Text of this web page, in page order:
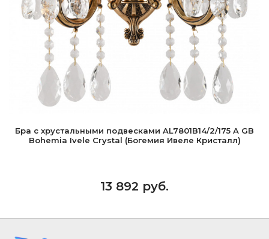
Бра с хрустальными подвесками AL7801B14/2/175 A GB
Bohemia Ivele Crystal (Богемия Ивеле Кристалл)
13 892 руб.